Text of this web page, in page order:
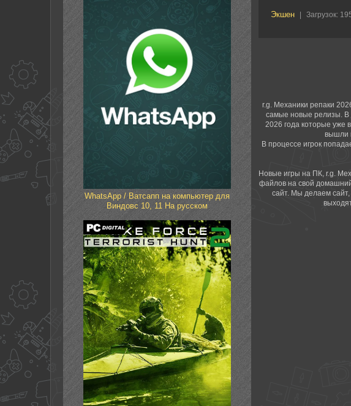
Экшен Загрузок:
r.g. Механики репаки
самые новые релизы. В
2026 года которые уже
вышли
В процессе игрок
Новые игры на ПК, r.g.
файлов на свой
сайт. Мы делаем
WhatsApp / Ватсапп на компьютер для
Виндовс 10, 11 На русском